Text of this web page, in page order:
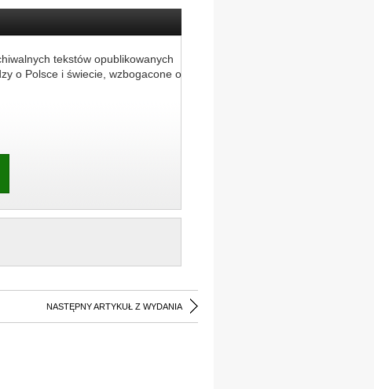
tekstów opublikowanych
o Polsce i świecie, wzbogacone o
NASTĘPNY ARTYKUŁ Z WYDANIA